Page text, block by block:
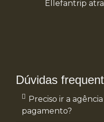
Ellefantrip
Dúvidas
Preciso ir a
pagamento?